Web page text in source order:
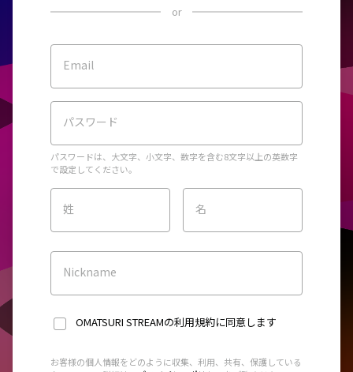
or
Email
パスワード
パスワードは、大文字、小文字、数字を含む8文字以上の英数字
で設定してください。
姓 名
Nickname
OMATSURI STREAMの利用規約に同意します
お客様の個人情報をどのように収集、利用、共有、保護している